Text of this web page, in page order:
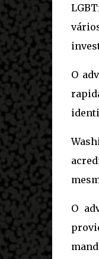
O
O